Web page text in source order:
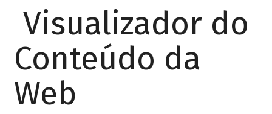
Visualizador do
Conteúdo da
Web